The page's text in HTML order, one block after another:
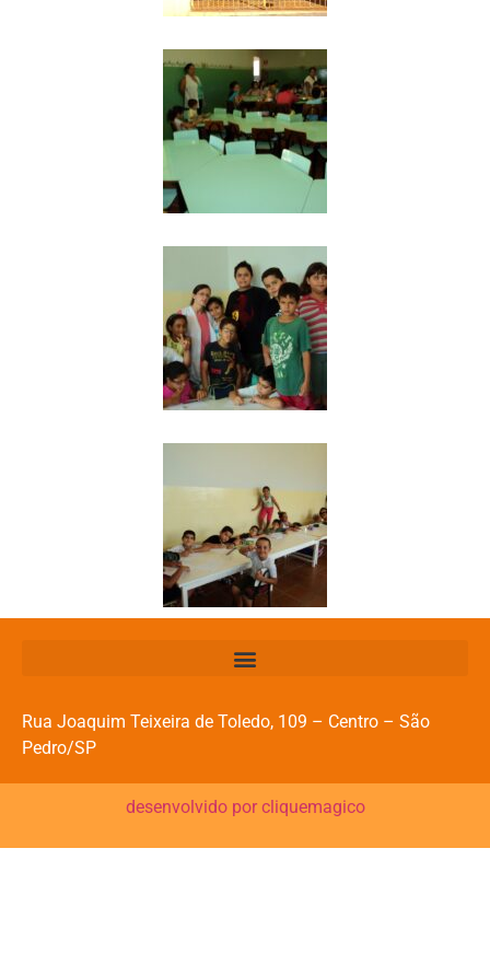
Rua Joaquim Teixeira de Toledo, 109 – Centro – São
Pedro/SP
desenvolvido por cliquemagico